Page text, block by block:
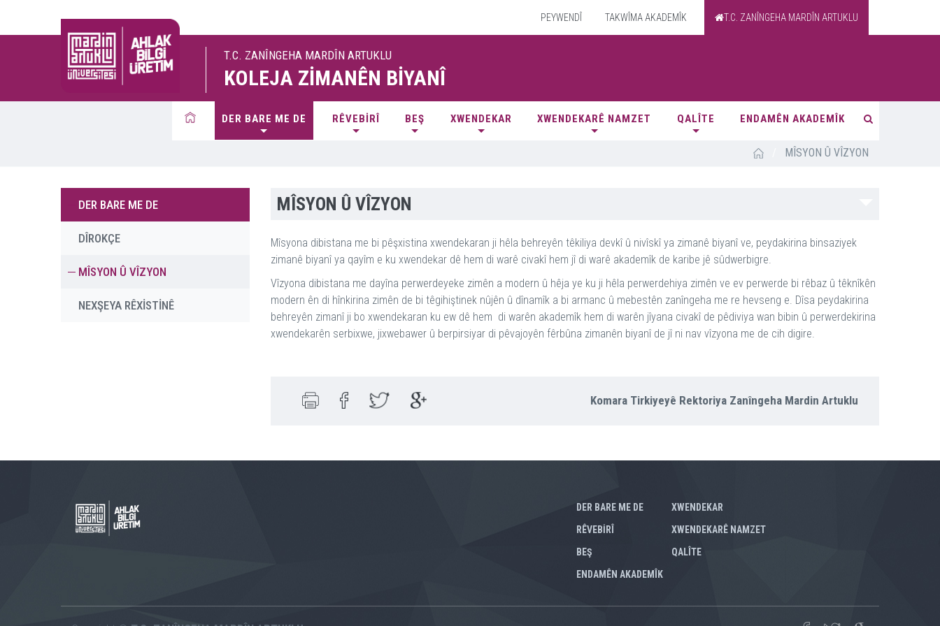
PEYWENDÎ TAKWÎMA AKADEMÎK T.C. ZANÎNGEHA MARDÎN ARTUKLU
T.C. ZANÎNGEHA MARDÎN ARTUKLU
KOLEJA ZİMANÊN BİYANÎ
DER BARE ME DE RÊVEBİRÎ BEŞ XWENDEKAR XWENDEKARÊ NAMZET QALÎTE ENDAMÊN AKADEMÎK
MÎSYON Û VÎZYON
DER BARE ME DE
DÎROKÇE
MÎSYON Û VÎZYON
NEXŞEYA RÊXİSTİNÊ
MÎSYON Û VÎZYON
Mîsyona dibistana me bi pêşxistina xwendekaran ji hêla behreyên têkiliya devkî û nivîskî ya zimanê biyanî ve, peydakirina binsaziyek
zimanê biyanî ya qayîm e ku xwendekar dê hem di warê civakî hem jî di warê akademîk de karibe jê sûdwerbigre.
Vîzyona dibistana me dayîna perwerdeyeke zimên a modern û hêja ye ku ji hêla perwerdehiya zimên ve ev perwerde bi rêbaz û têknîkên
modern ên di hînkirina zimên de bi têgihiştinek nûjên û dînamîk a bi armanc û mebestên zanîngeha me re hevseng e. Dîsa peydakirina
behreyên zimanî ji bo xwendekaran ku ew dê hem di warên akademîk hem di warên jîyana civakî de pêdiviya wan bibin û perwerdekirina
xwendekarên serbixwe, jixwebawer û berpirsiyar di pêvajoyên fêrbûna zimanên biyanî de jî ni nav vîzyona me de cih digire.
Komara Tirkiyeyê Rektoriya Zanîngeha Mardin Artuklu
DER BARE ME DE
RÊVEBİRÎ
BEŞ
XWENDEKAR
XWENDEKARÊ NAMZET
QALÎTE
ENDAMÊN AKADEMÎK